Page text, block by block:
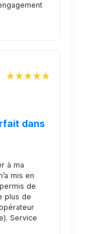
★★★★★
dans
à ma
mis en
de
plus de
Service